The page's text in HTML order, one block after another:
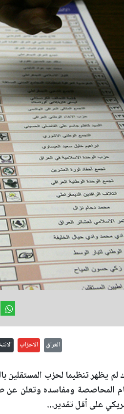
العراق الاحزاب
لم يظهر تنظيما لحزب المستقلين
ومفاسده وتعلن عن
على أقل تقدير...